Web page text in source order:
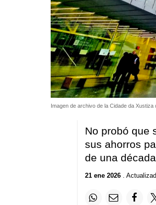
Imagen de archivo de la Cidade da Xustiza
No probó que
sus ahorros
de una década
21 ene 2026.